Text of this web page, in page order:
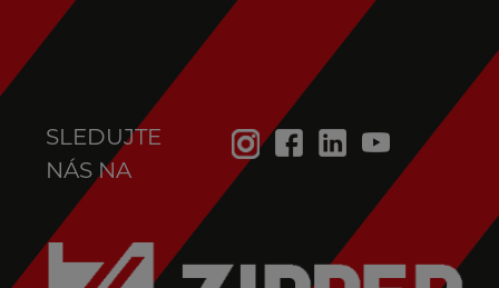
SLEDUJTE
NÁS NA